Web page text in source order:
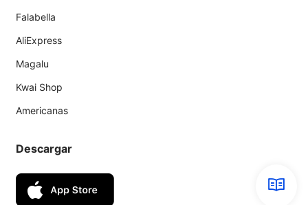
Falabella
AliExpress
Magalu
Kwai Shop
Americanas
Descargar